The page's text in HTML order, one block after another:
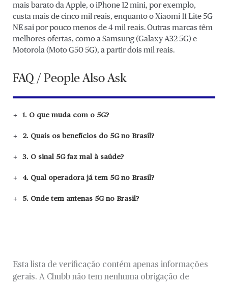
mais barato da Apple, o iPhone 12 mini, por exemplo,
custa mais de cinco mil reais, enquanto o Xiaomi 11 Lite 5G
NE sai por pouco menos de 4 mil reais. Outras marcas têm
melhores ofertas, como a Samsung (Galaxy A32 5G) e
Motorola (Moto G50 5G), a partir dois mil reais.
FAQ / People Also Ask
1. O que muda com o 5G?
2. Quais os benefícios do 5G no Brasil?
3. O sinal 5G faz mal à saúde?
4. Qual operadora já tem 5G no Brasil?
5. Onde tem antenas 5G no Brasil?
Esta lista de verificação contém apenas informações
gerais. A Chubb não tem nenhuma obrigação de